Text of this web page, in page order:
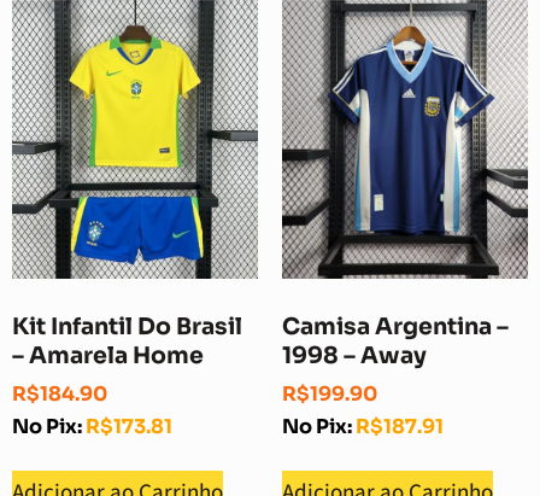
Kit Infantil Do Brasil
– Amarela Home
R$184.90
No Pix:R$173.81
Camisa Argentina –
1998 – Away
R$199.90
No Pix:R$187.91